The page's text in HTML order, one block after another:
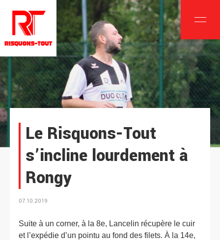
Le Risquons-Tout
s’incline lourdement à
Rongy
07.10.2019
Suite à un corner, à la 8e, Lancelin récupère le cuir
et l’expédie d’un pointu au fond des filets. À la 14e,